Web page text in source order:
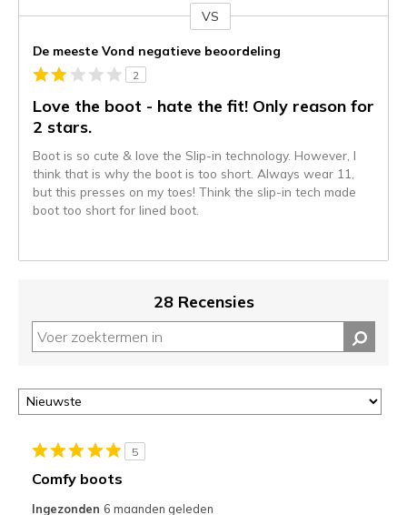
content
wordt
momenteel
gemigreerd
naar
niejee
page_id.
kunt
controleren
op
page
of
<a
href="javascript:location.href=location.pathname;">hier</a>
de
page
VS
De meeste Vond negatieve beoordeling
2
Love the boot - hate the fit! Only reason for
2 stars.
Boot is so cute & love the Slip-in technology. However, I
think that is why the boot is too short. Always wear 11,
but this presses on my toes! Think the slip-in tech made
boot too short for lined boot.
28 Recensies
5
Comfy boots
Ingezonden 6 maanden geleden